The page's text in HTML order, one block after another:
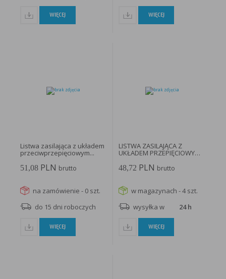
WIĘCEJ WIĘCEJ
Listwa zasilająca z układem
przeciwprzepięciowym...
51,08PLN brutto
na zamówienie - 0 szt.
do 15 dni roboczych
WIĘCEJ
LISTWA ZASILAJĄCA Z
UKŁADEM PRZEPIĘCIOWYM
AL3/PL/1,5M/SZARY...
48,72 PLN brutto
w magazynach - 4 szt.
wysyłka w
24 h
WIĘCEJ